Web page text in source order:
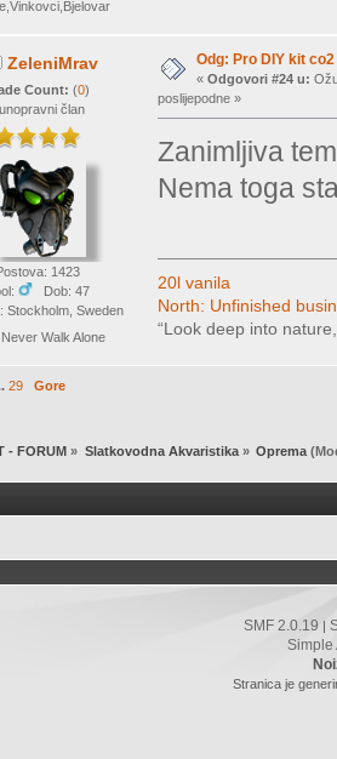
ZeleniMrav
Count: (0)
član
1423
Dob: 47
Stockholm, Sweden
Never Walk Alone
Odg: Pro DIY kit
« Odgovori #24 u:
poslijepodne »
Zanimljiva
Nema toga
20l vanila
North: Unfinished
“Look deep into
29 Gore
- FORUM » Slatkovodna Akvaristika» Oprema
SMF 2.0.19 |
Simple
Stranica je